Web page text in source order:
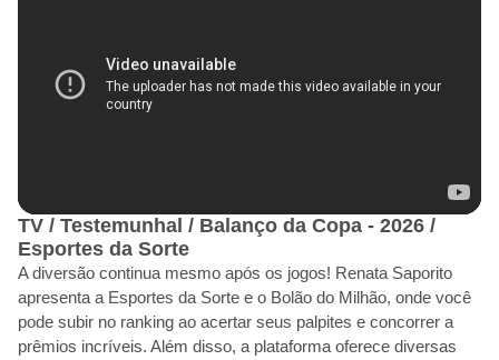
TV / Testemunhal / Balanço da Copa - 2026 /
Esportes da Sorte
A diversão continua mesmo após os jogos! Renata Saporito
apresenta a Esportes da Sorte e o Bolão do Milhão, onde você
pode subir no ranking ao acertar seus palpites e concorrer a
prêmios incríveis. Além disso, a plataforma oferece diversas